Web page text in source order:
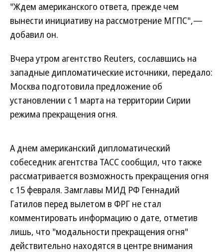
"Ждем американского ответа, прежде чем
вынести инициативу на рассмотрение МГПС",—
добавил он.
Вчера утром агентство Reuters, сославшись на
западные дипломатические источники, передало:
Москва подготовила предложение об
установлении с 1 марта на территории Сирии
режима прекращения огня.
А днем американский дипломатический
собеседник агентства ТАСС сообщил, что также
рассматривается возможность прекращения огня
с 15 февраля. Замглавы МИД РФ Геннадий
Гатилов перед вылетом в ФРГ не стал
комментировать информацию о дате, отметив
лишь, что "модальности прекращения огня"
действительно находятся в центре внимания